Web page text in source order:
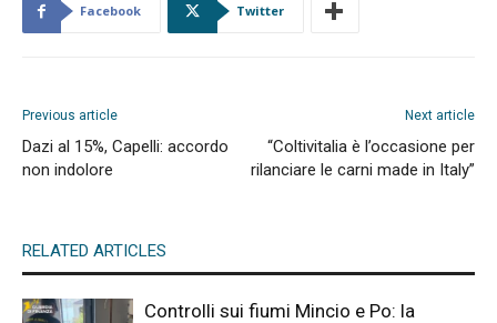
Facebook Twitter
Previous article
Dazi al 15%, Capelli: accordo
non indolore
Next article
“Coltivitalia è l’occasione per
rilanciare le carni made in Italy”
RELATED ARTICLES
Controlli sui fiumi Mincio e Po: la